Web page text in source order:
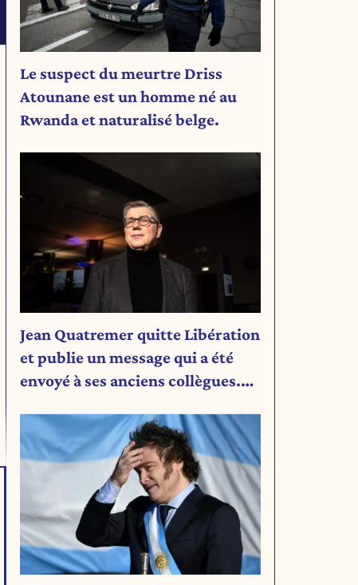
Le suspect du meurtre Driss
Atounane est un homme né au
Rwanda et naturalisé belge.
Jean Quatremer quitte Libération
et publie un message qui a été
envoyé à ses anciens collègues.